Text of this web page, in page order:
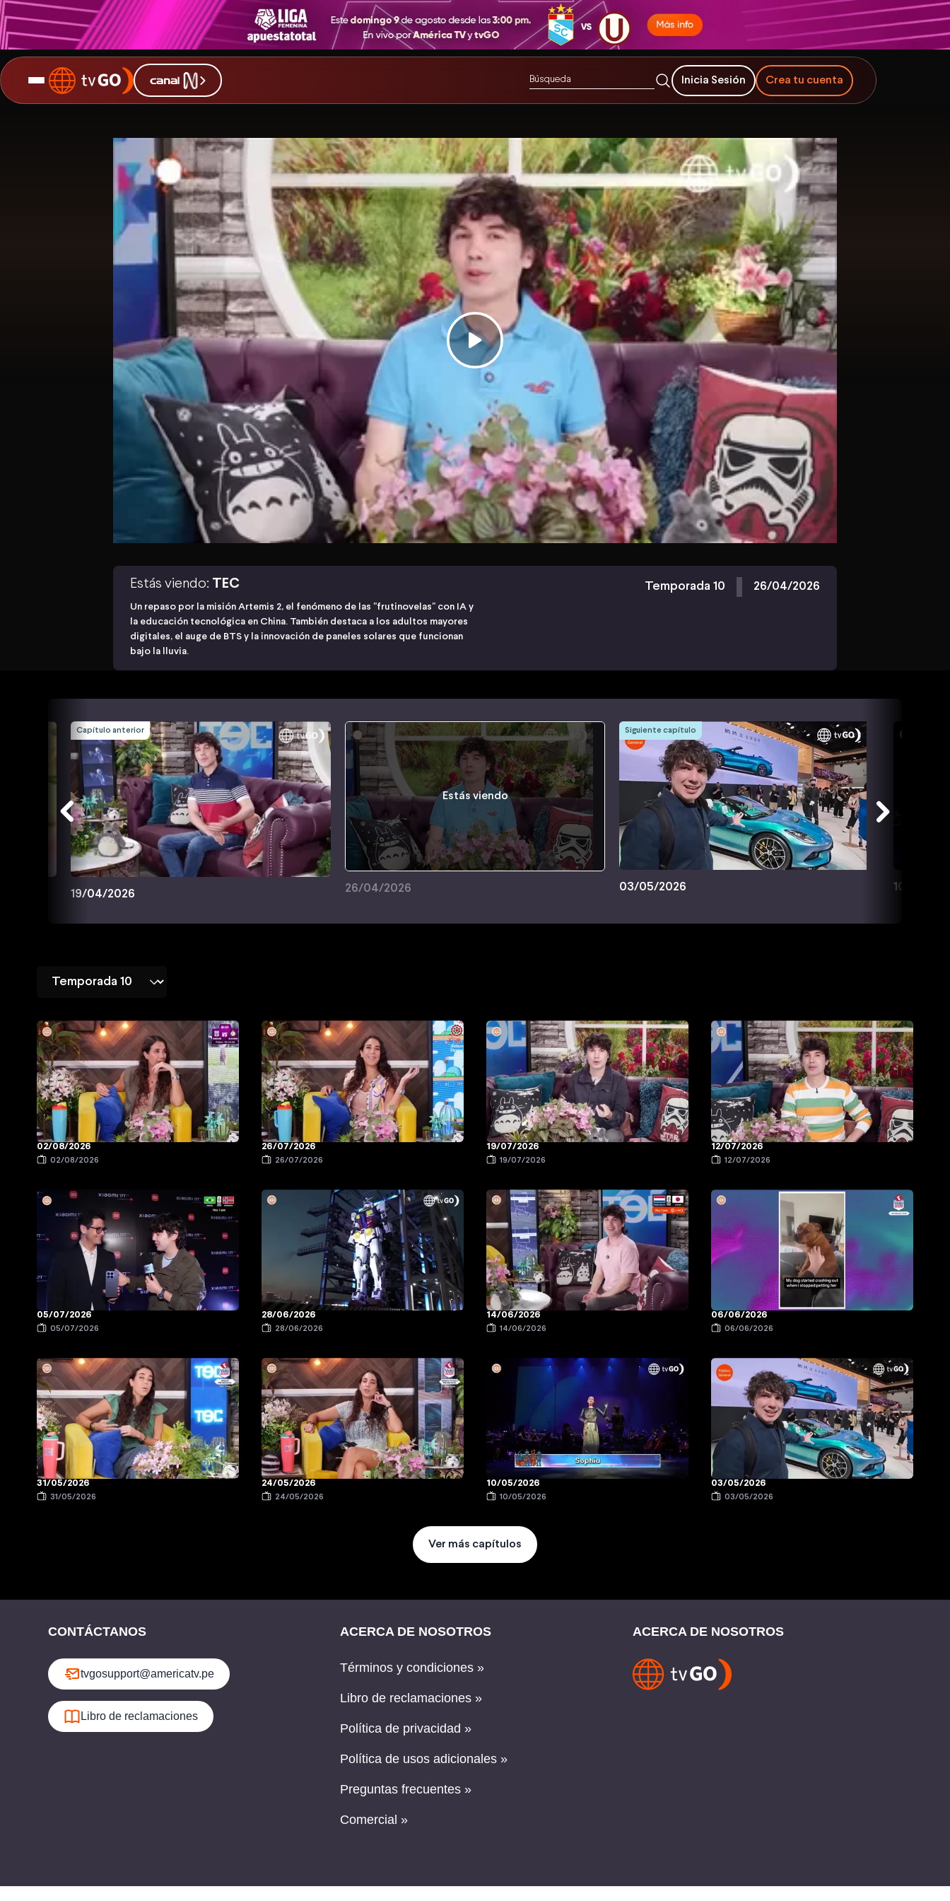
Inicia Sesión Crea tu cuenta
Estás viendo: TEC
Un repaso por la misión Artemis 2, el fenómeno de las "frutinovelas" con IA y
la educación tecnológica en China. También destaca a los adultos mayores
digitales, el auge de BTS y la innovación de paneles solares que funcionan
bajo la lluvia.
Temporada 10 26/04/2026
Capítulo anterior
19/04/2026
Estás viendo
26/04/2026
Siguiente capítulo
03/05/2026 10/05/
02/08/2026
02/08/2026
26/07/2026
26/07/2026
19/07/2026
19/07/2026
12/07/2026
12/07/2026
05/07/2026
05/07/2026
28/06/2026
28/06/2026
14/06/2026
14/06/2026
06/06/2026
06/06/2026
31/05/2026
31/05/2026
24/05/2026
24/05/2026
10/05/2026
10/05/2026
03/05/2026
03/05/2026
Ver más capítulos
CONTÁCTANOS
tvgosupport@americatv.pe
Libro de reclamaciones
ACERCA DE NOSOTROS
Términos y condiciones »
Libro de reclamaciones »
Política de privacidad »
Política de usos adicionales »
Preguntas frecuentes »
Comercial »
ACERCA DE NOSOTROS